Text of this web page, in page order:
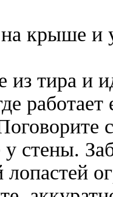
крыше и
из тира и
стены.
лопастей